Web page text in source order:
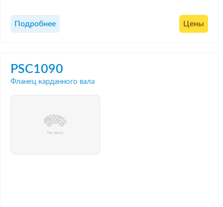
Подробнее Цены
PSC1090
Фланец карданного вала